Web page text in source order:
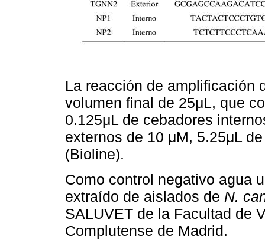
La reacción de amplificación
volumen final de 25μL, que
0.125μL de cebadores
externos de 10 μM, 5.25μL
(Bioline).
Como control negativo agua
extraído de aislados de N.
SALUVET de la Facultad de
Complutense de Madrid.